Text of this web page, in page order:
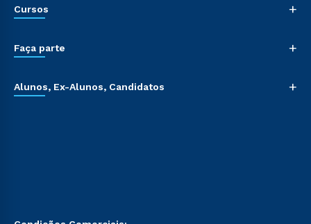
Cursos +
Faça parte +
Alunos, Ex-Alunos, Candidatos +